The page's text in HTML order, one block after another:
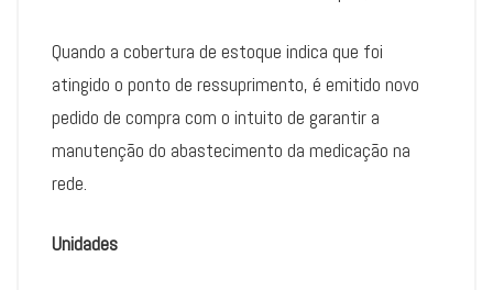
Quando a cobertura de estoque indica que foi
atingido o ponto de ressuprimento, é emitido novo
pedido de compra com o intuito de garantir a
manutenção do abastecimento da medicação na
rede.
Unidades